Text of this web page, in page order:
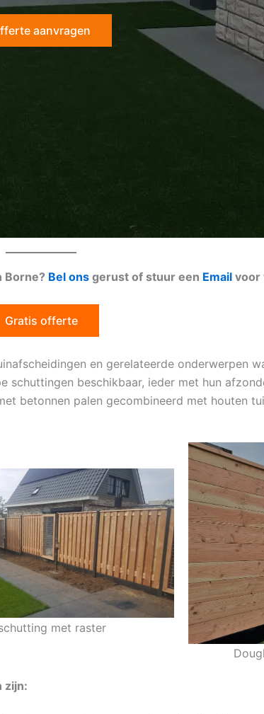
aanvragen
Borne? Bel onsgerust of stuur een Emailvoor
Gratis offerte
en gerelateerde onderwerpen
beschikbaar, ieder met hun
betonnen palen gecombineerd met houten
met raster
zijn: